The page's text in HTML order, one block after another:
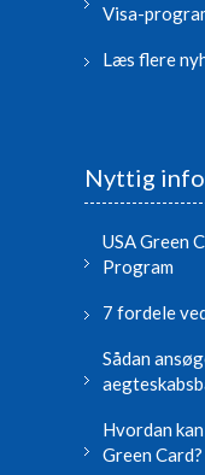
Visa-
Læs flere
Nyttig
USA Green
Program
7 fordele
Sådan
Hvordan
Green Card?